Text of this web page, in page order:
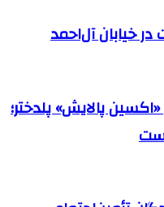
در خیابان آل‌احمد
پالایش» پلدختر؛